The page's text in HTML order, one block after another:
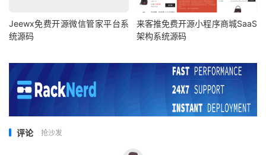
Jeewx免费开源微信管家平台系
统源码
来客推免费开源小程序商城SaaS
架构系统源码
评论 抢沙发